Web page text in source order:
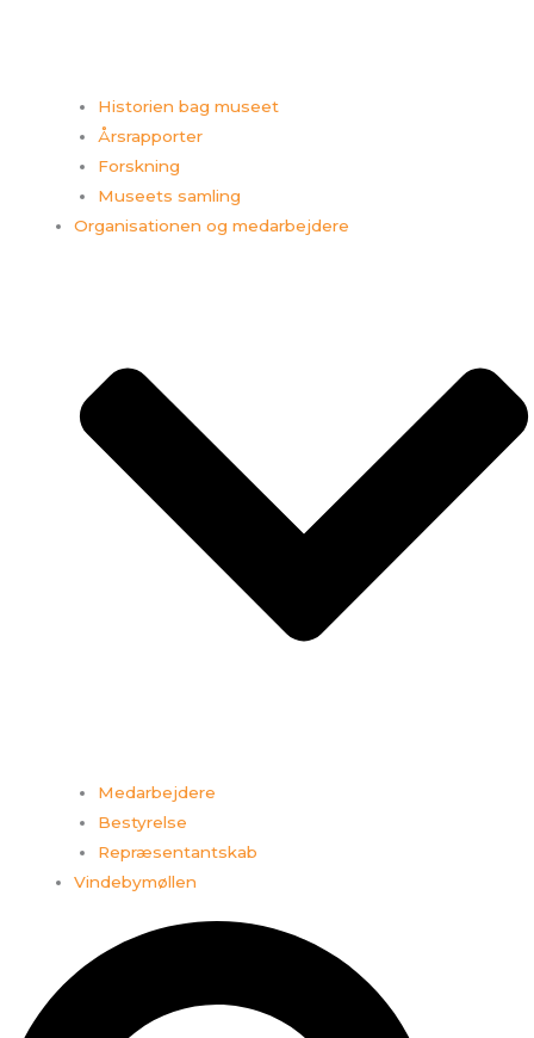
Historien bag museet
Årsrapporter
Forskning
Museets samling
Organisationen og medarbejdere
Medarbejdere
Bestyrelse
Repræsentantskab
Vindebymøllen